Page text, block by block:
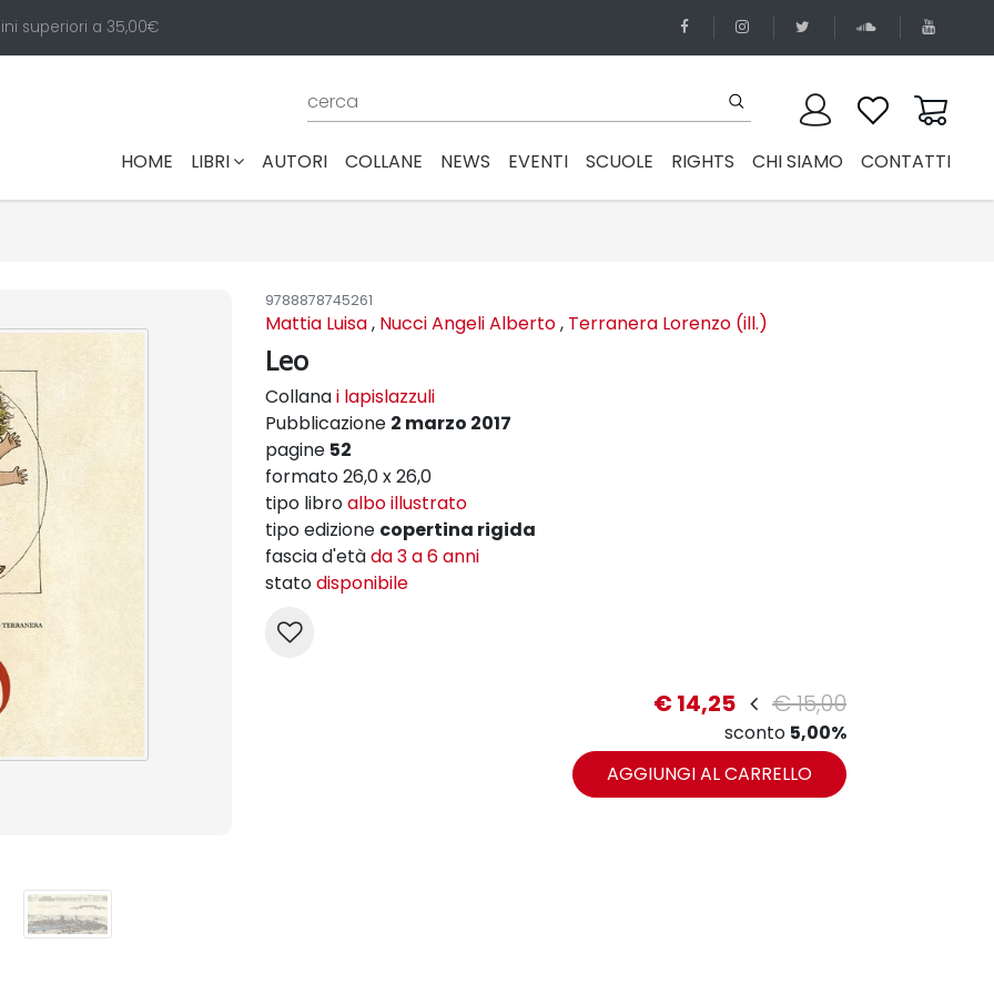
superiori a 35,00€
HOME (CURRENT)
LIBRI AUTORI COLLANE NEWS EVENTI SCUOLE RIGHTS CHI SIAMO CONTATTI
9788878745261
Mattia Luisa, Nucci Angeli Alberto, Terranera Lorenzo (ill.)
Leo
Collanai lapislazzuli
Pubblicazione 2 marzo 2017
pagine 52
formato 26,0 x 26,0
tipo libroalbo illustrato
tipo edizione copertina rigida
fascia d'etàda 3 a 6 anni
statodisponibile
€ 14,25 € 15,00
sconto 5,00%
AGGIUNGI AL CARRELLO